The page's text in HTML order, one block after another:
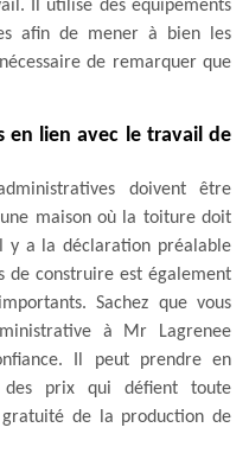
Il utilise des équipements
afin de mener à bien les
de remarquer que
en lien avec le travail de
doivent être
maison où la toiture doit
y a la déclaration préalable
de construire est également
Sachez que vous
à Mr Lagrenee
Il peut prendre en
des prix qui défient toute
de la production de